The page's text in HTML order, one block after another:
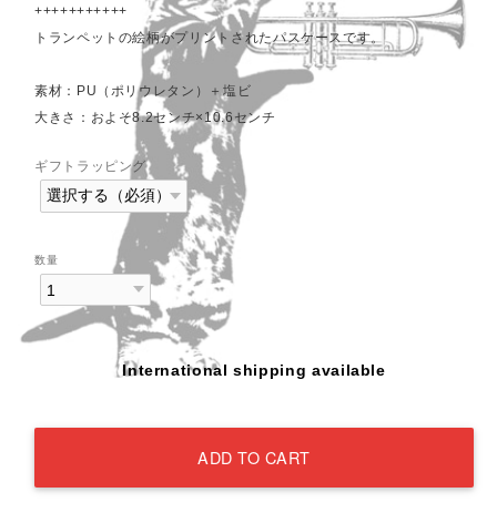
+++++++++++
トランペットの絵柄がプリントされたパスケースです。
素材：PU（ポリウレタン）＋塩ビ
大きさ：およそ8.2センチ×10.6センチ
ギフトラッピング
数量
International shipping available
ADD TO CART